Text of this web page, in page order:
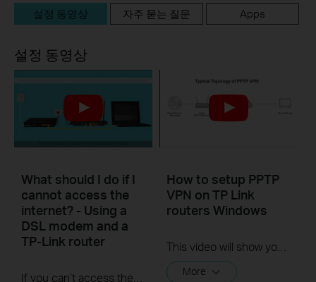
설정 동영상 자주 묻는 질문 Apps
설정 동영상
What should I do if I
cannot access the
internet? - Using a
DSL modem and a
TP-Link router
How to setup PPTP
VPN on TP Link
routers Windows
This video will show you how to set up PPTP VPN on a TP-Link Wi-Fi router. For more information, visit www.tp-link.com/support
More